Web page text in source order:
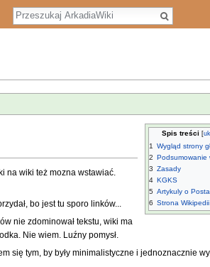
Spis treści
1
Wygląd strony
2 Podsumowanie
3 Zasady
4 KGKS
5 Artykuly o
6 Strona Wikipedii
na wiki też mozna wstawiać.
bo jest tu sporo linków...
nie zdominował tekstu, wiki ma
Nie wiem. Luźny pomysł.
się tym, by były minimalistyczne i jednoznacznie
S
z
j